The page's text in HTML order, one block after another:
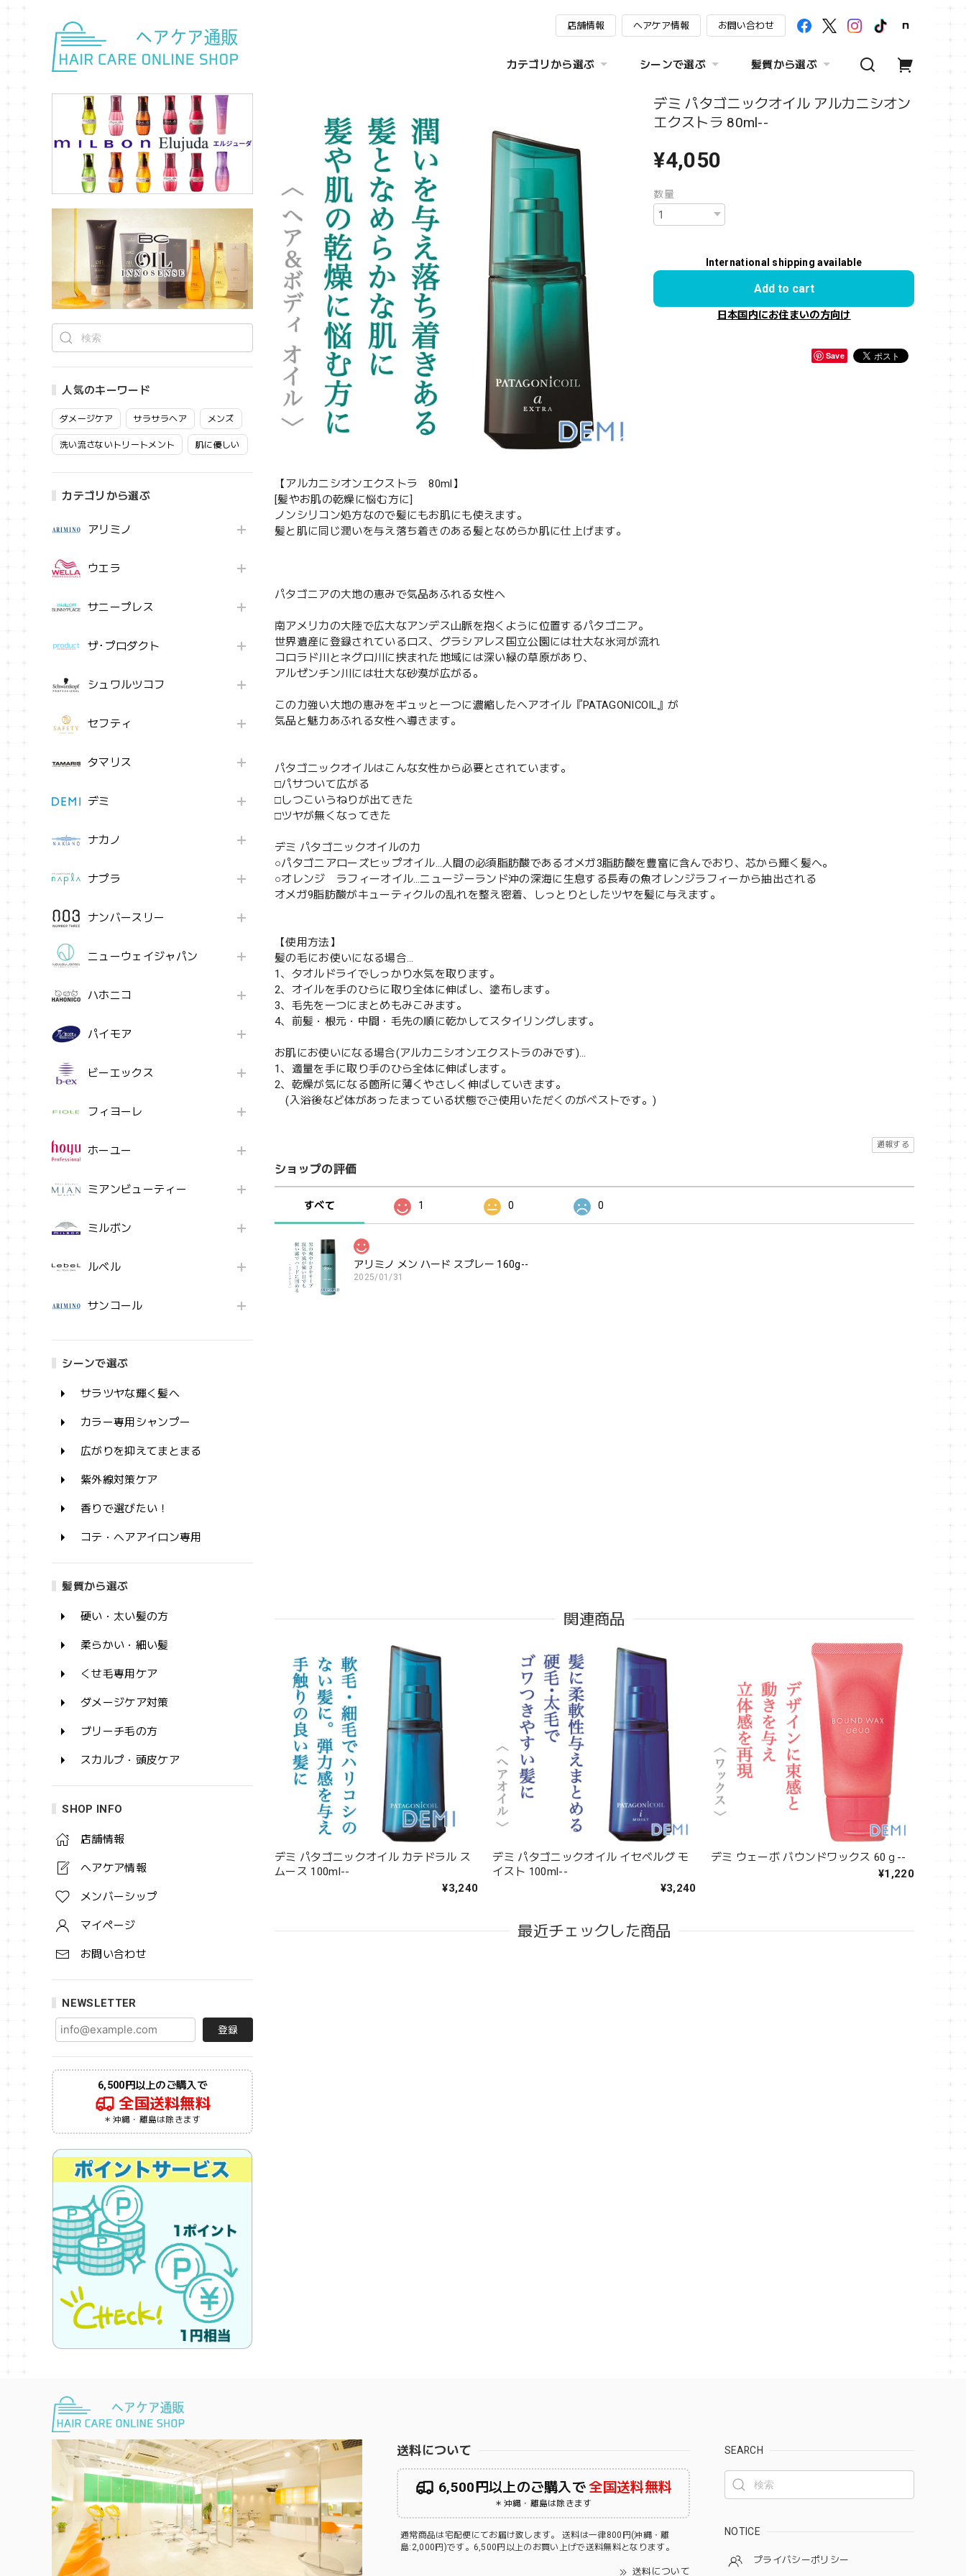
店舗情報 ヘアケア情報 お問い合わせ
カテゴリから選ぶ シーンで選ぶ 髪質から選ぶ
人気のキーワード
ダメージケア サラサラヘア メンズ
洗い流さないトリートメント 肌に優しい
カテゴリから選ぶ
アリミノ
ウエラ
サニープレス
ザ･プロダクト
シュワルツコフ
セフティ
タマリス
デミ
ナカノ
ナプラ
ナンバースリー
ニューウェイジャパン
ハホニコ
パイモア
ビーエックス
フィヨーレ
ホーユー
ミアンビューティー
ミルボン
ルベル
サンコール
シーンで選ぶ
サラツヤな輝く髪へ
カラー専用シャンプー
広がりを抑えてまとまる
紫外線対策ケア
香りで選びたい！
コテ・ヘアアイロン専用
髪質から選ぶ
硬い・太い髪の方
柔らかい・細い髪
くせ毛専用ケア
ダメージケア対策
ブリーチ毛の方
スカルプ・頭皮ケア
SHOP INFO
店舗情報
ヘアケア情報
メンバーシップ
マイページ
お問い合わせ
NEWSLETTER
登録
6,500円以上のご購入で
全国送料無料
＊沖縄・離島は除きます
デミ パタゴニックオイル アルカニシオン
エクストラ 80ml--
¥4,050
数量
International shipping available
Add to cart
日本国内にお住まいの方向け
Save
【アルカニシオンエクストラ 80ml】
[髪やお肌の乾燥に悩む方に]
ノンシリコン処方なので髪にもお肌にも使えます。
髪と肌に同じ潤いを与え落ち着きのある髪となめらか肌に仕上げます。
パタゴニアの大地の恵みで気品あふれる女性へ
南アメリカの大陸で広大なアンデス山脈を抱くように位置するパタゴニア。
世界遺産に登録されているロス、グラシアレス国立公園には壮大な氷河が流れ
コロラド川とネグロ川に挟まれた地域には深い緑の草原があり、
アルゼンチン川には壮大な砂漠が広がる。
この力強い大地の恵みをギュッと一つに濃縮したヘアオイル『PATAGONICOIL』が
気品と魅力あふれる女性へ導きます。
パタゴニックオイルはこんな女性から必要とされています。
□パサついて広がる
□しつこいうねりが出てきた
□ツヤが無くなってきた
デミ パタゴニックオイルの力
○パタゴニアローズヒップオイル…人間の必須脂肪酸であるオメガ3脂肪酸を豊富に含んでおり、芯から輝く髪へ。
○オレンジ ラフィーオイル…ニュージーランド沖の深海に生息する長寿の魚オレンジラフィーから抽出される
オメガ9脂肪酸がキューティクルの乱れを整え密着、しっとりとしたツヤを髪に与えます。
【使用方法】
髪の毛にお使いになる場合…
1、タオルドライでしっかり水気を取ります。
2、オイルを手のひらに取り全体に伸ばし、塗布します。
3、毛先を一つにまとめもみこみます。
4、前髪・根元・中間・毛先の順に乾かしてスタイリングします。
お肌にお使いになる場合(アルカニシオンエクストラのみです)…
1、適量を手に取り手のひら全体に伸ばします。
2、乾燥が気になる箇所に薄くやさしく伸ばしていきます。
(入浴後など体があったまっている状態でご使用いただくのがベストです。)
通報する
ショップの評価
すべて 1 0 0
アリミノ メン ハード スプレー 160g--
2025/01/31
関連商品
デミ パタゴニックオイル カテドラル ス
ムース 100ml--
¥3,240
デミ パタゴニックオイル イセベルグ モ
イスト 100ml--
¥3,240
デミ ウェーボ バウンドワックス 60ｇ--
¥1,220
最近チェックした商品
送料について
6,500円以上のご購入で全国送料無料
＊沖縄・離島は除きます
通常商品は宅配便にてお届け致します。 送料は一律800円(沖縄・離
島:2,000円)です。6,500円以上のお買い上げで送料無料となります。
送料について
SEARCH
NOTICE
プライバシーポリシー